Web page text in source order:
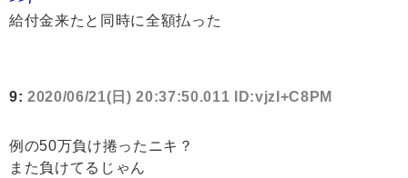
給付金来たと同時に全額払った
9: 2020/06/21(日) 20:37:50.011 ID:vjzI+C8PM
例の50万負け捲ったニキ？
また負けてるじゃん